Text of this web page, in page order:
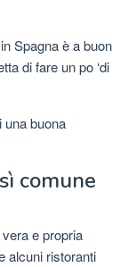
Spagna è a buon
di fare un po ‘di
una buona
comune
e propria
alcuni ristoranti